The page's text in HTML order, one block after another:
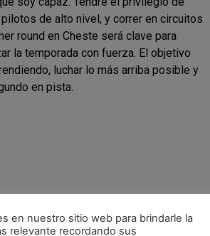
de alto nivel, y correr en circuitos
round en Cheste será clave para
la temporada con fuerza. El objetivo
luchar lo más arriba posible y
en pista.
en nuestro sitio web para brindarle la
relevante recordando sus